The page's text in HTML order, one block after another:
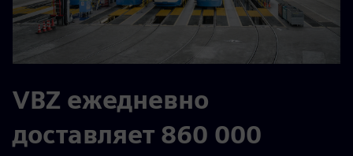
VBZ ежедневно
доставляет 860 000